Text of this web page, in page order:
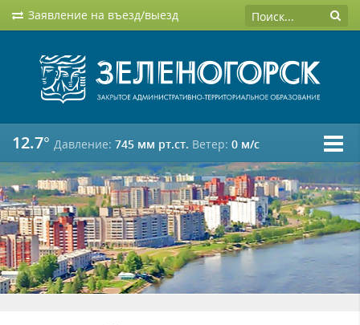
Заявление на въезд/выезд
12.7° Давление: 745 мм рт.ст. Ветер: 0 м/c